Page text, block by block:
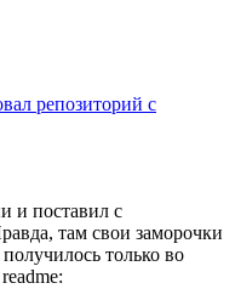
репозиторий с
и поставил с
там свои заморочки
только во